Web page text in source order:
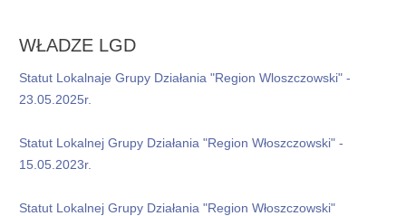
RODO
Przygotowanie LSR na lata 2021-2027
STANDARDY OCHRONY MAŁOLETNICH W LGD „REGION
WŁOSZCZOWSKI”
WŁADZE LGD
Statut Lokalnaje Grupy Działania "Region Wloszczowski" -
23.05.2025r.
Statut Lokalnej Grupy Działania "Region Włoszczowski" -
15.05.2023r.
Statut Lokalnej Grupy Działania "Region Włoszczowski"